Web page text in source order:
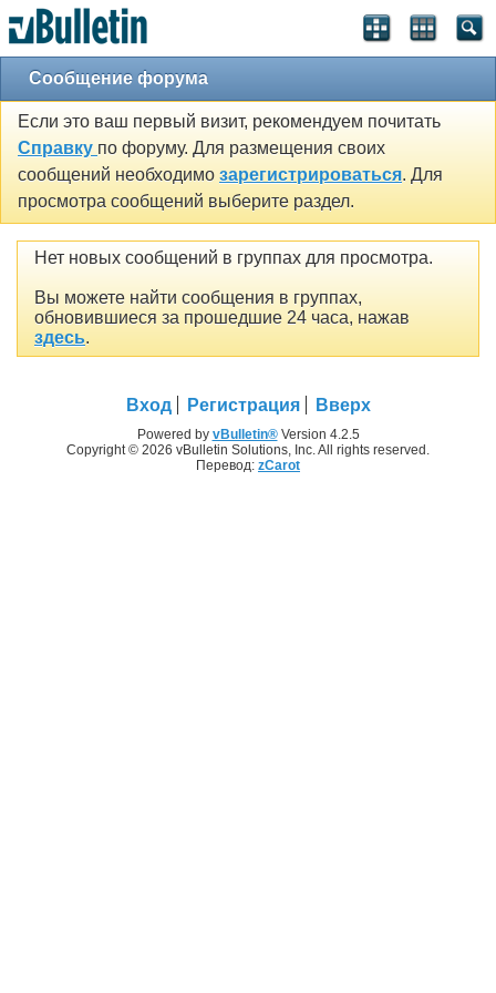
Сообщение форума
Если это ваш первый визит, рекомендуем почитать
Справку по форуму. Для размещения своих
сообщений необходимо зарегистрироваться. Для
просмотра сообщений выберите раздел.
Нет новых сообщений в группах для просмотра.
Вы можете найти сообщения в группах,
обновившиеся за прошедшие 24 часа, нажав
здесь.
Вход Регистрация Вверх
Powered by vBulletin®Version 4.2.5
Copyright © 2026 vBulletin Solutions, Inc. All rights reserved.
Перевод: zCarot